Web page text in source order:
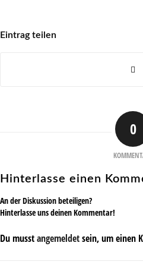
Eintrag teilen
0
Hinterlasse einen
An der Diskussion beteiligen?
Hinterlasse uns deinen Kommentar!
Du musstangemeldetsein, um einen